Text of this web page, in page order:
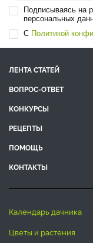
Подписываясь на
персональных
С Политикой
ЛЕНТА СТАТЕЙ
ВОПРОС-ОТВЕТ
КОНКУРСЫ
РЕЦЕПТЫ
ПОМОЩЬ
КОНТАКТЫ
календарь дачника
цветы и растения